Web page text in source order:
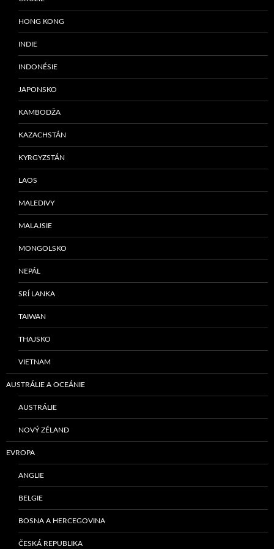
HONG KONG
INDIE
INDONÉSIE
JAPONSKO
KAMBODŽA
KAZACHSTÁN
KYRGYZSTÁN
LAOS
MALEDIVY
MALAJSIE
MONGOLSKO
NEPÁL
SRÍ LANKA
TAIWAN
THAJSKO
VIETNAM
AUSTRÁLIE A OCEÁNIE
AUSTRÁLIE
NOVÝ ZÉLAND
EVROPA
ANGLIE
BELGIE
BOSNA A HERCEGOVINA
ČESKÁ REPUBLIKA